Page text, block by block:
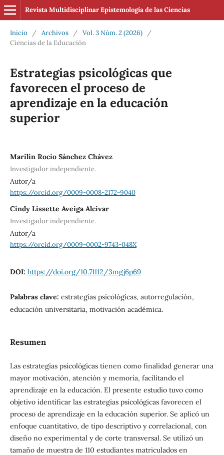
Revista Multidisciplinar Epistemología de las Ciencias
Inicio / Archivos / Vol. 3 Núm. 2 (2026)
/
Ciencias de la Educación
Estrategias psicológicas que
favorecen el proceso de
aprendizaje en la educación
superior
Marilin Rocío Sánchez Chávez
Investigador independiente.
Autor/a
https://orcid.org/0009-0008-2172-9040
Cindy Lissette Aveiga Alcivar
Investigador independiente.
Autor/a
https://orcid.org/0009-0002-9743-048X
DOI: https://doi.org/10.71112/3mgj6p69
Palabras clave: estrategias psicológicas, autorregulación,
educación universitaria, motivación académica.
Resumen
Las estrategias psicológicas tienen como finalidad generar una
mayor motivación, atención y memoria, facilitando el
aprendizaje en la educación. El presente estudio tuvo como
objetivo identificar las estrategias psicológicas favorecen el
proceso de aprendizaje en la educación superior. Se aplicó un
enfoque cuantitativo, de tipo descriptivo y correlacional, con
diseño no experimental y de corte transversal. Se utilizó un
tamaño de muestra de 110 estudiantes matriculados en